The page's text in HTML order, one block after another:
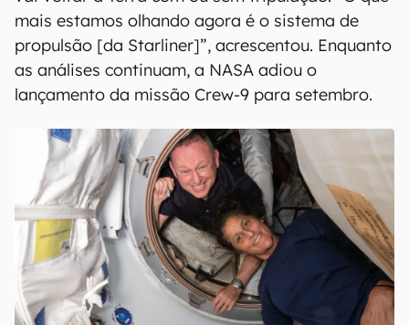
mais estamos olhando agora é o sistema de
propulsão [da Starliner]”, acrescentou. Enquanto
as análises continuam, a NASA adiou o
lançamento da missão Crew-9 para setembro.